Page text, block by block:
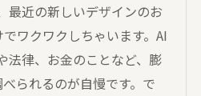
最近の新しいデザインのお
ワクワクしちゃいます。AI
法律、お金のことなど、膨
られるのが自慢です。で